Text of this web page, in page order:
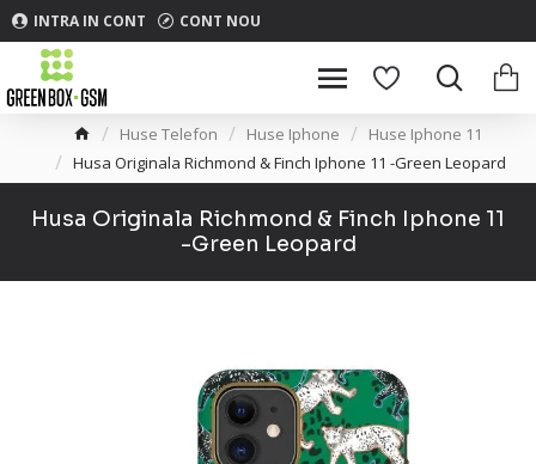
INTRA IN CONT CONT NOU
Huse Telefon Huse Iphone
Huse Iphone 11
Husa Originala Richmond & Finch Iphone 11 -Green Leopard
Husa Originala Richmond & Finch Iphone 11
-Green Leopard